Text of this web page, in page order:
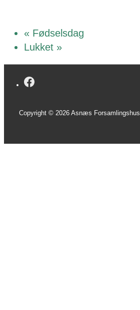
« Fødselsdag
Lukket »
Copyright © 2026 Asnæs Forsamlingshus